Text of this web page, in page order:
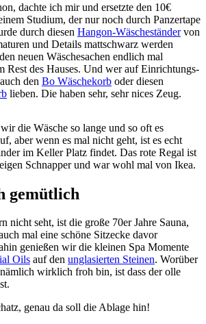
dachte ich mir und ersetzte den 10€
Studium, der nur noch durch Panzertape
durch diesen Hangon-Wäscheständervon
und Details mattschwarz werden
neuen Wäschesachen endlich mal
Rest des Hauses. Und wer auf Einrichtungs-
den Bo Wäschekorb oder diesen
lieben. Die haben sehr, sehr nices Zeug.
die Wäsche so lange und so oft es
aber wenn es mal nicht geht, ist es echt
im Keller Platz findet. Das rote Regal ist
Schnapper und war wohl mal von Ikea.
gemütlich
nicht seht, ist die große 70er Jahre Sauna,
mal eine schöne Sitzecke davor
genießen wir die kleinen Spa Momente
Oils auf den unglasierten Steinen. Worüber
wirklich froh bin, ist dass der olle
genau da soll die Ablage hin!